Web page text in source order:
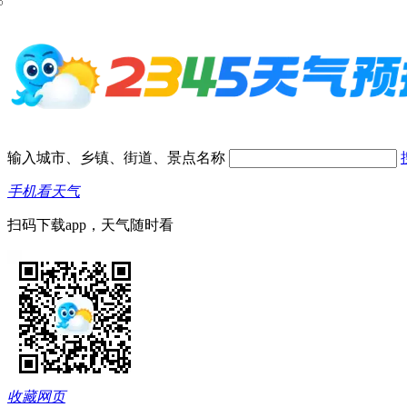
输入城市、乡镇、街道、景点名称
手机看天气
扫码下载app，天气随时看
收藏网页